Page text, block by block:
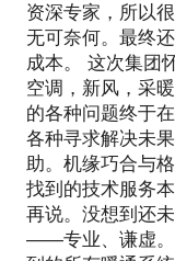
资深专家，所以
无可奈何。最终
成本。 这次集团
空调，新风，采
的各种问题终于
各种寻求解决未
助。机缘巧合与
找到的技术服务
再说。没想到还
——专业、谦虚。